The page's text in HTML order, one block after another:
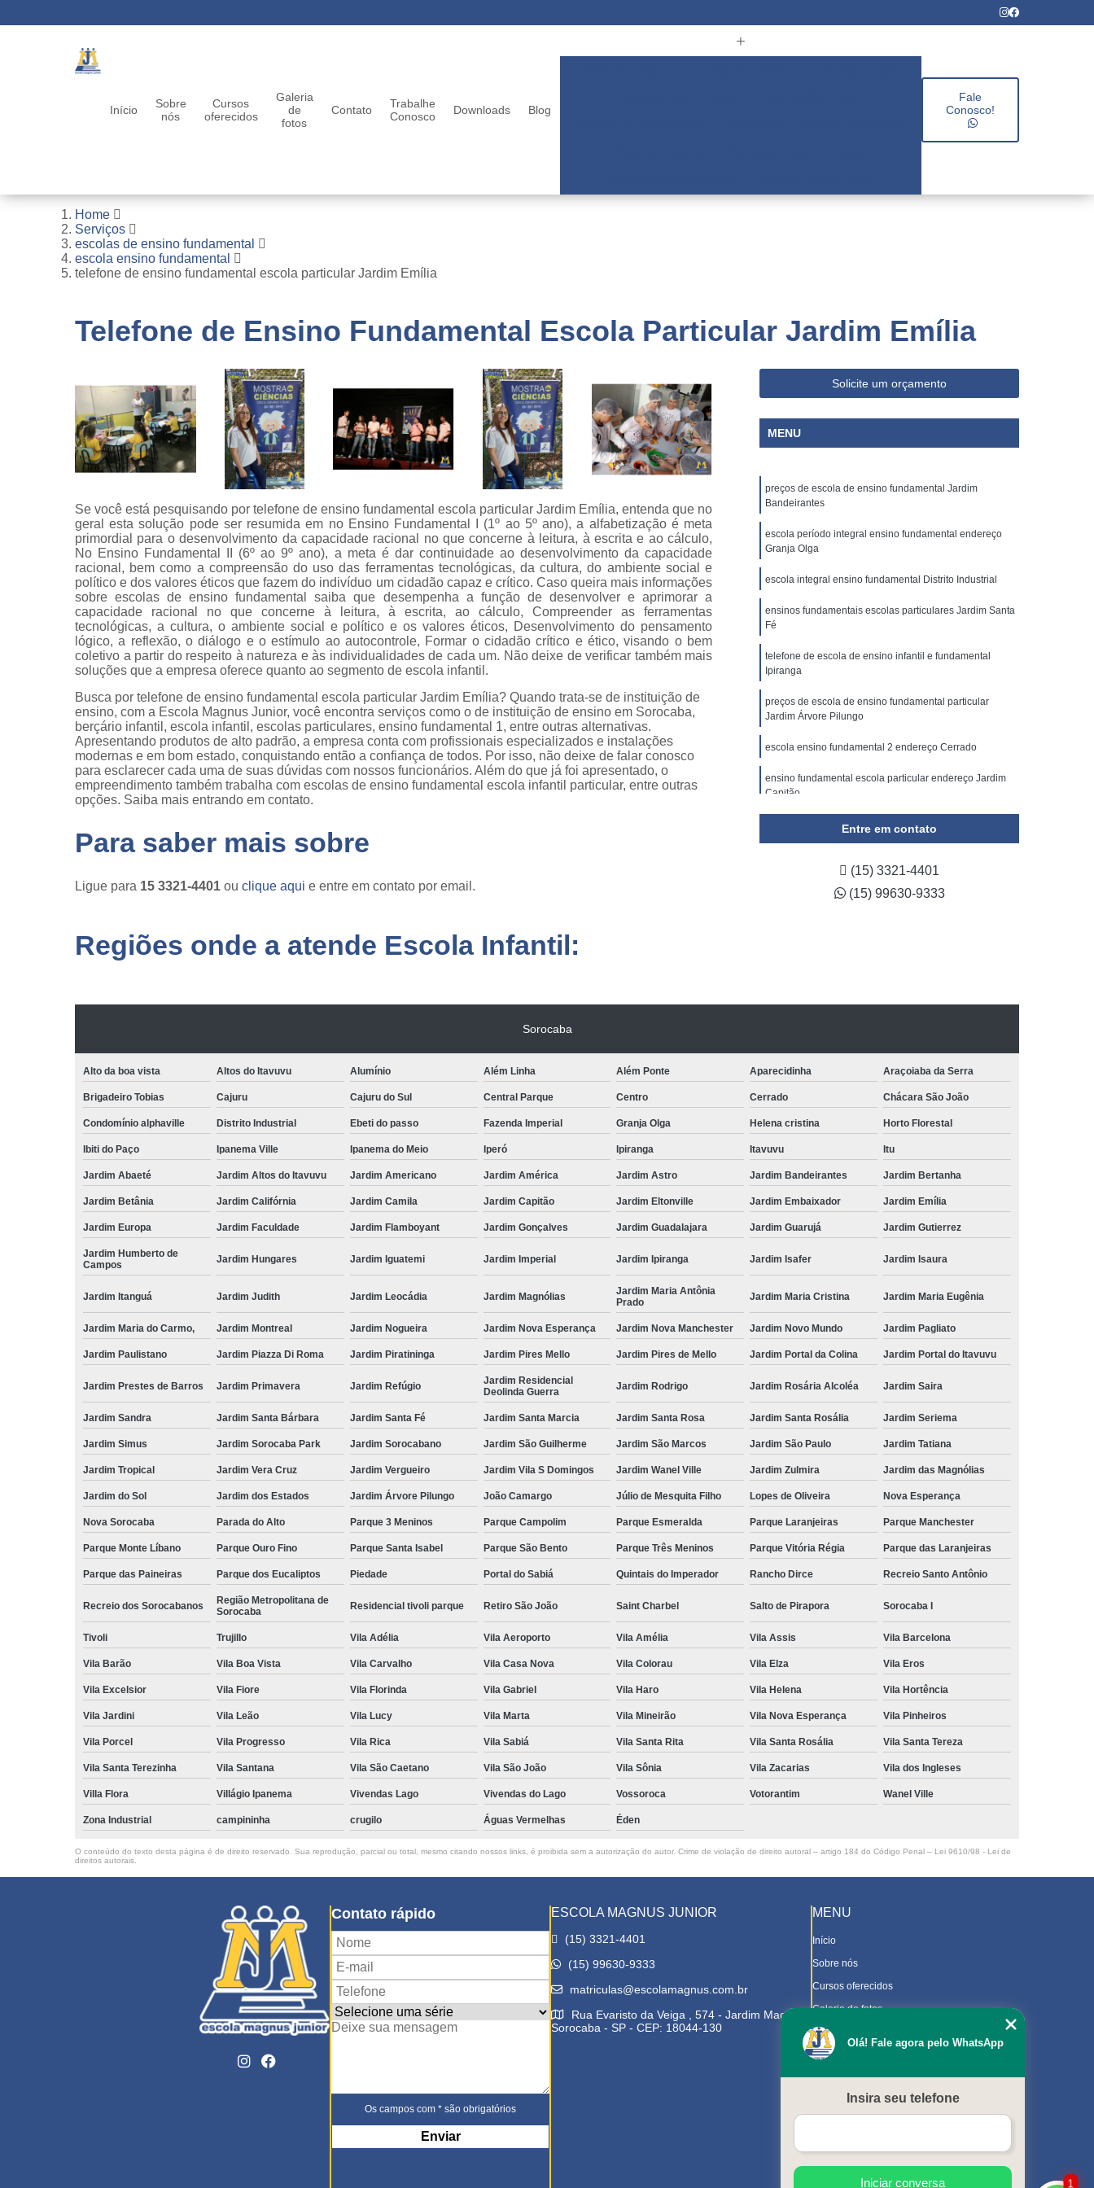
Início
Sobre
nós
Cursos
oferecidos
Galeria
de
fotos
Contato
Trabalhe
Conosco
Downloads Blog
Fale
Conosco!
Home
Serviços
escolas de ensino fundamental
escola ensino fundamental
telefone de ensino fundamental escola particular Jardim Emília
Telefone de Ensino Fundamental Escola Particular Jardim Emília
Se você está pesquisando por telefone de ensino fundamental escola particular Jardim Emília, entenda que no
geral esta solução pode ser resumida em no Ensino Fundamental I (1º ao 5º ano), a alfabetização é meta
primordial para o desenvolvimento da capacidade racional no que concerne à leitura, à escrita e ao cálculo,
No Ensino Fundamental II (6º ao 9º ano), a meta é dar continuidade ao desenvolvimento da capacidade
racional, bem como a compreensão do uso das ferramentas tecnológicas, da cultura, do ambiente social e
político e dos valores éticos que fazem do indivíduo um cidadão capaz e crítico. Caso queira mais informações
sobre escolas de ensino fundamental saiba que desempenha a função de desenvolver e aprimorar a
capacidade racional no que concerne à leitura, à escrita, ao cálculo, Compreender as ferramentas
tecnológicas, a cultura, o ambiente social e político e os valores éticos, Desenvolvimento do pensamento
lógico, a reflexão, o diálogo e o estímulo ao autocontrole, Formar o cidadão crítico e ético, visando o bem
coletivo a partir do respeito à natureza e às individualidades de cada um. Não deixe de verificar também mais
soluções que a empresa oferece quanto ao segmento de escola infantil.
Busca por telefone de ensino fundamental escola particular Jardim Emília? Quando trata-se de instituição de
ensino, com a Escola Magnus Junior, você encontra serviços como o de instituição de ensino em Sorocaba,
berçário infantil, escola infantil, escolas particulares, ensino fundamental 1, entre outras alternativas.
Apresentando produtos de alto padrão, a empresa conta com profissionais especializados e instalações
modernas e em bom estado, conquistando então a confiança de todos. Por isso, não deixe de falar conosco
para esclarecer cada uma de suas dúvidas com nossos funcionários. Além do que já foi apresentado, o
empreendimento também trabalha com escolas de ensino fundamental escola infantil particular, entre outras
opções. Saiba mais entrando em contato.
Para saber mais sobre
Ligue para 15 3321-4401 ou clique aqui e entre em contato por email.
Solicite um orçamento
MENU
preços de escola de ensino fundamental Jardim
Bandeirantes
escola período integral ensino fundamental endereço
Granja Olga
escola integral ensino fundamental Distrito Industrial
ensinos fundamentais escolas particulares Jardim Santa
Fé
telefone de escola de ensino infantil e fundamental
Ipiranga
preços de escola de ensino fundamental particular
Jardim Árvore Pilungo
escola ensino fundamental 2 endereço Cerrado
ensino fundamental escola particular endereço Jardim
Capitão
telefone de escola de ensino fundamental Vila Santa
escola de ensino infantil e fundamental endereço
Entre em contato
(15) 3321-4401
(15) 99630-9333
Regiões onde a atende Escola Infantil:
Sorocaba
Alto da boa vista Altos do Itavuvu Alumínio Além Linha Além Ponte Aparecidinha Araçoiaba da Serra
Brigadeiro Tobias Cajuru Cajuru do Sul Central Parque Centro Cerrado Chácara São João
Condomínio alphaville Distrito Industrial Ebeti do passo Fazenda Imperial Granja Olga Helena cristina Horto Florestal
Ibiti do Paço Ipanema Ville Ipanema do Meio Iperó Ipiranga Itavuvu Itu
Jardim Abaeté Jardim Altos do Itavuvu Jardim Americano Jardim América Jardim Astro Jardim Bandeirantes Jardim Bertanha
Jardim Betânia Jardim Califórnia Jardim Camila Jardim Capitão Jardim Eltonville Jardim Embaixador Jardim Emília
Jardim Europa Jardim Faculdade Jardim Flamboyant Jardim Gonçalves Jardim Guadalajara Jardim Guarujá Jardim Gutierrez
Jardim Humberto de
Campos
Jardim Hungares Jardim Iguatemi Jardim Imperial Jardim Ipiranga Jardim Isafer Jardim Isaura
Jardim Itanguá Jardim Judith Jardim Leocádia Jardim Magnólias
Jardim Maria Antônia
Prado
Jardim Maria Cristina Jardim Maria Eugênia
Jardim Maria do Carmo, Jardim Montreal Jardim Nogueira Jardim Nova Esperança Jardim Nova Manchester Jardim Novo Mundo Jardim Pagliato
Jardim Paulistano Jardim Piazza Di Roma Jardim Piratininga Jardim Pires Mello Jardim Pires de Mello Jardim Portal da Colina Jardim Portal do Itavuvu
Jardim Prestes de Barros Jardim Primavera Jardim Refúgio
Jardim Residencial
Deolinda Guerra
Jardim Rodrigo Jardim Rosária Alcoléa Jardim Saira
Jardim Sandra Jardim Santa Bárbara Jardim Santa Fé Jardim Santa Marcia Jardim Santa Rosa Jardim Santa Rosália Jardim Seriema
Jardim Simus Jardim Sorocaba Park Jardim Sorocabano Jardim São Guilherme Jardim São Marcos Jardim São Paulo Jardim Tatiana
Jardim Tropical Jardim Vera Cruz Jardim Vergueiro Jardim Vila S Domingos Jardim Wanel Ville Jardim Zulmira Jardim das Magnólias
Jardim do Sol Jardim dos Estados Jardim Árvore Pilungo João Camargo Júlio de Mesquita Filho Lopes de Oliveira Nova Esperança
Nova Sorocaba Parada do Alto Parque 3 Meninos Parque Campolim Parque Esmeralda Parque Laranjeiras Parque Manchester
Parque Monte Líbano Parque Ouro Fino Parque Santa Isabel Parque São Bento Parque Três Meninos Parque Vitória Régia Parque das Laranjeiras
Parque das Paineiras Parque dos Eucaliptos Piedade Portal do Sabiá Quintais do Imperador Rancho Dirce Recreio Santo Antônio
Recreio dos Sorocabanos
Região Metropolitana de
Sorocaba
Residencial tivoli parque Retiro São João Saint Charbel Salto de Pirapora Sorocaba I
Tivoli Trujillo Vila Adélia Vila Aeroporto Vila Amélia Vila Assis Vila Barcelona
Vila Barão Vila Boa Vista Vila Carvalho Vila Casa Nova Vila Colorau Vila Elza Vila Eros
Vila Excelsior Vila Fiore Vila Florinda Vila Gabriel Vila Haro Vila Helena Vila Hortência
Vila Jardini Vila Leão Vila Lucy Vila Marta Vila Mineirão Vila Nova Esperança Vila Pinheiros
Vila Porcel Vila Progresso Vila Rica Vila Sabiá Vila Santa Rita Vila Santa Rosália Vila Santa Tereza
Vila Santa Terezinha Vila Santana Vila São Caetano Vila São João Vila Sônia Vila Zacarias Vila dos Ingleses
Villa Flora Villágio Ipanema Vivendas Lago Vivendas do Lago Vossoroca Votorantim Wanel Ville
Zona Industrial campininha crugilo Águas Vermelhas Éden
O conteúdo do texto desta página é de direito reservado. Sua reprodução, parcial ou total, mesmo citando nossos links, é proibida sem a autorização do autor. Crime de violação de direito autoral – artigo 184 do Código Penal – Lei 9610/98 - Lei de
direitos autorais
Contato rápido
Os campos com * são obrigatórios
ESCOLA MAGNUS JUNIOR
(15) 3321-4401
(15) 99630-9333
matriculas@escolamagnus.com.br
Rua Evaristo da Veiga , 574 - Jardim Magnolia
Sorocaba - SP - CEP: 18044-130
MENU
Início
Sobre nós
Cursos oferecidos
Galeria de fotos
Contato
Trabalhe Conosco
Downloads
1
Olá! Fale agora pelo WhatsApp
Insira seu telefone
Iniciar conversa